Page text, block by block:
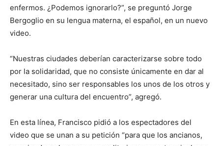
enfermos. ¿Podemos ignorarlo?”, se preguntó Jorge
Bergoglio en su lengua materna, el español, en un nuevo
video.
“Nuestras ciudades deberían caracterizarse sobre todo
por la solidaridad, que no consiste únicamente en dar al
necesitado, sino ser responsables los unos de los otros y
generar una cultura del encuentro”, agregó.
En esta línea, Francisco pidió a los espectadores del
video que se unan a su petición “para que los ancianos,